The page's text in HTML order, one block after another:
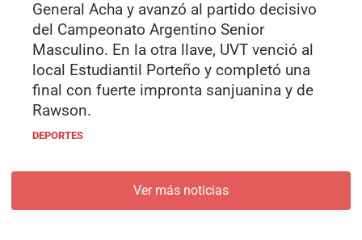
General Acha y avanzó al partido decisivo
del Campeonato Argentino Senior
Masculino. En la otra llave, UVT venció al
local Estudiantil Porteño y completó una
final con fuerte impronta sanjuanina y de
Rawson.
DEPORTES
Ver más noticias